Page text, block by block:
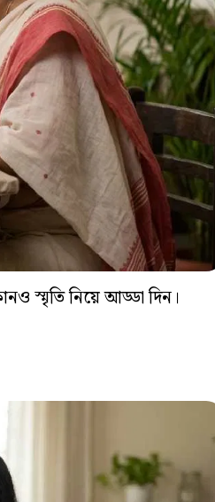
স্মৃতি নিয়ে আড্ডা দিন।